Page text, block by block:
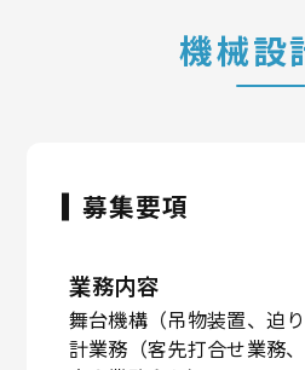
機械設
募集要項
業務内容
舞台機構（吊物装置、迫
計業務（客先打合せ業務